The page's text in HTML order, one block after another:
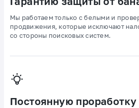
Мы работаем только с белыми и
продвижения, которые исключают
со стороны поисковых систем.
Постоянную проработку